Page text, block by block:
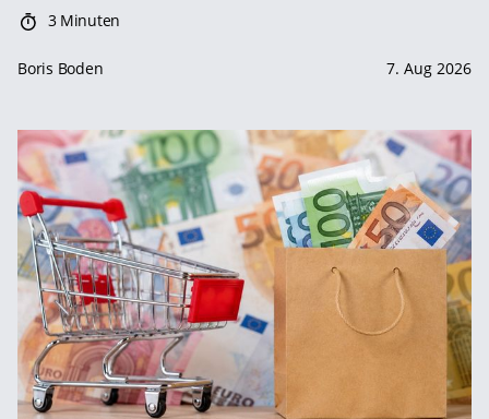
3 Minuten
Boris Boden 7. Aug 2026